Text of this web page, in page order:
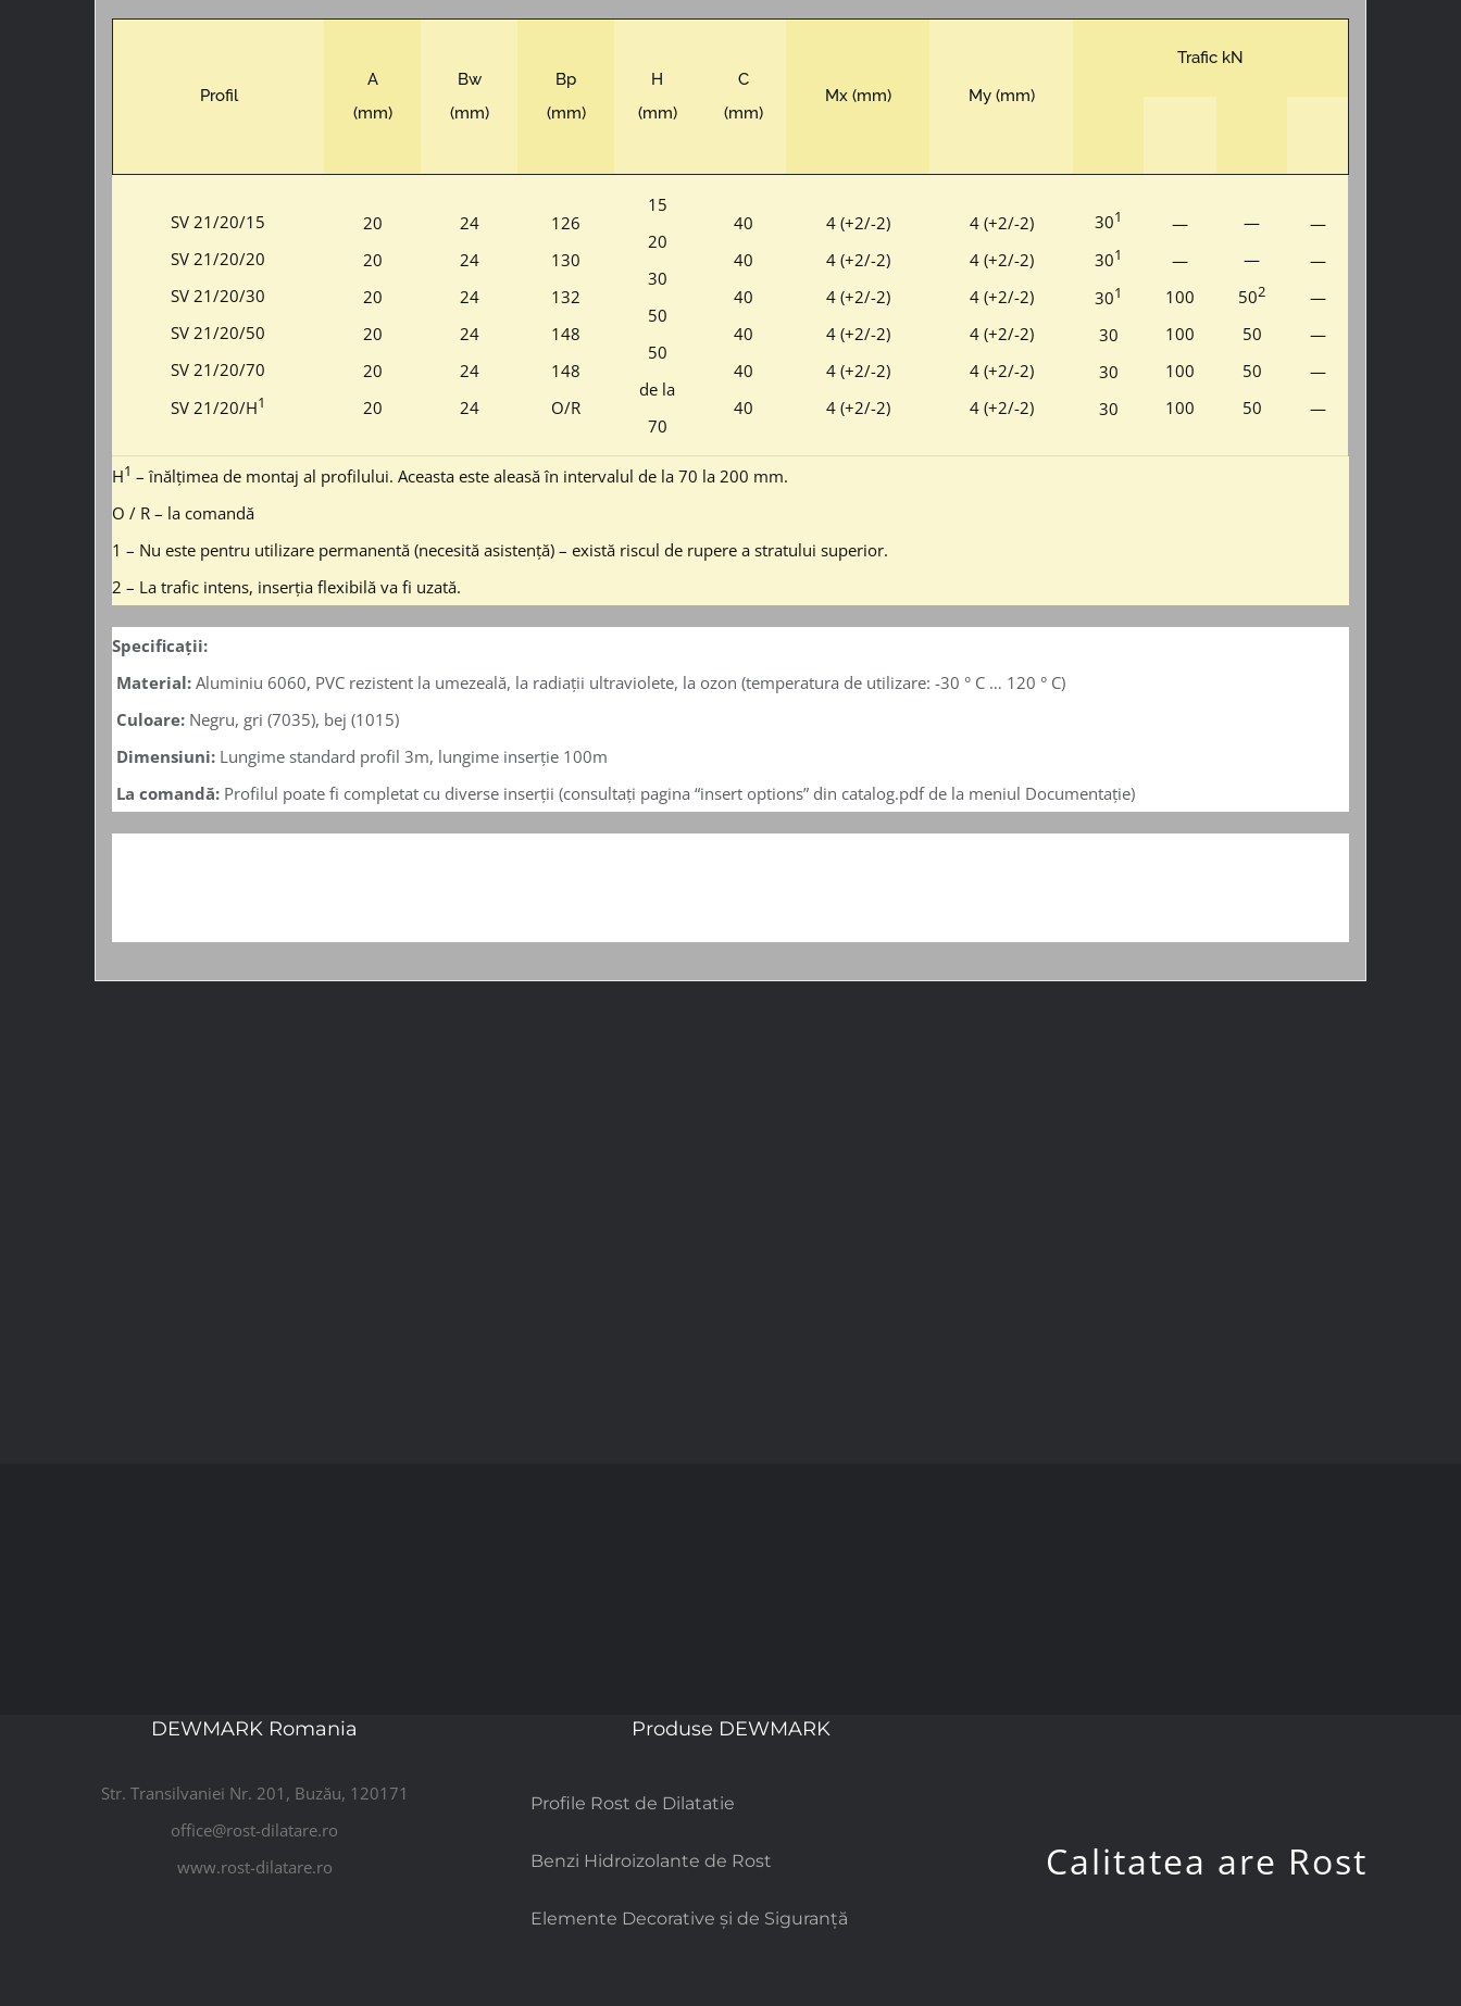
Profil
A
(mm)
Bw
(mm)
Bp
(mm)
H
(mm)
C
(mm)
Mx (mm) My (mm)
Trafic kN
SV 21/20/15
SV 21/20/20
SV 21/20/30
SV 21/20/50
SV 21/20/70
SV 21/20/H1
20
20
20
20
20
20
24
24
24
24
24
24
126
130
132
148
148
O/R
15
20
30
50
50
de la
70
40
40
40
40
40
40
4 (+2/-2)
4 (+2/-2)
4 (+2/-2)
4 (+2/-2)
4 (+2/-2)
4 (+2/-2)
4 (+2/-2)
4 (+2/-2)
4 (+2/-2)
4 (+2/-2)
4 (+2/-2)
4 (+2/-2)
301
301
301
30
30
30
—
—
100
100
100
100
—
—
502
50
50
50
—
—
—
—
—
—
H1 – înălțimea de montaj al profilului. Aceasta este aleasă în intervalul de la 70 la 200 mm.
O / R – la comandă
1 – Nu este pentru utilizare permanentă (necesită asistență) – există riscul de rupere a stratului superior.
2 – La trafic intens, inserția flexibilă va fi uzată.
Specificații:
Material: Aluminiu 6060, PVC rezistent la umezeală, la radiații ultraviolete, la ozon (temperatura de utilizare: -30 ° C … 120 ° C)
Culoare: Negru, gri (7035), bej (1015)
Dimensiuni: Lungime standard profil 3m, lungime inserție 100m
La comandă: Profilul poate fi completat cu diverse inserții (consultați pagina “insert options” din catalog.pdf de la meniul Documentație)
DEWMARK Romania
Str. Transilvaniei Nr. 201, Buzău, 120171
office@rost-dilatare.ro
www.rost-dilatare.ro
Produse DEWMARK
Profile Rost de Dilatatie
Benzi Hidroizolante de Rost
Elemente Decorative și de Siguranță
Calitatea are Rost